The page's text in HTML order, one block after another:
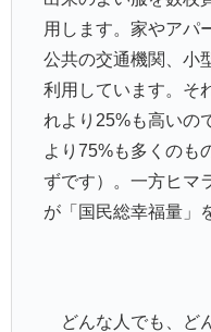
用します。家やアパ
公共の交通機関、小
利用しています。そ
れより25%も高いの
より75%も多くのも
ずです）。一方ヒマ
が「国民総幸福量」
どんな人でも、ど